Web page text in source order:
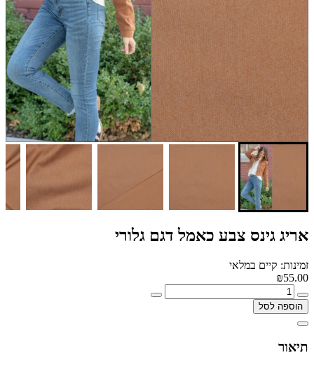
אריג גינס צבע כאמל דגם גלורי
זמינות: קיים במלאי
₪55.00
הוספה לסל
תיאור